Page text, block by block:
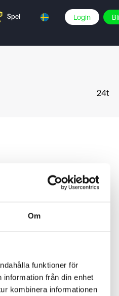
Om
funktioner för
från din enhet
kombinera informationen
Spel Login
24t